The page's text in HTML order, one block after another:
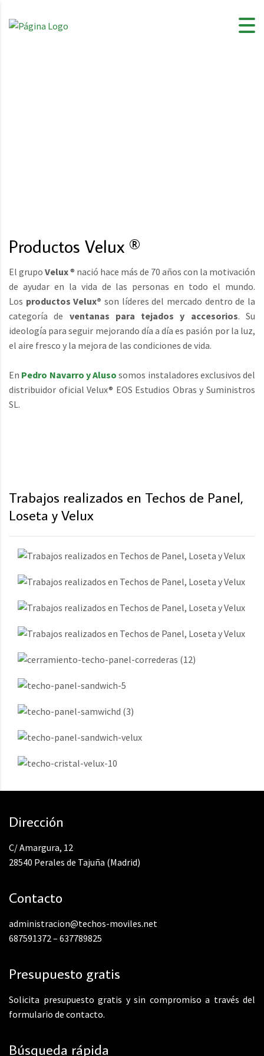
Productos Velux ®
El grupo Velux® nació hace más de 70 años con la motivación
de ayudar en la vida de las personas en todo el mundo.
Los productos Velux® son líderes del mercado dentro de la
categoría de ventanas para tejados y accesorios. Su
ideología para seguir mejorando día a día es pasión por la luz,
el aire fresco y la mejora de las condiciones de vida.
En Pedro Navarro y Aluso somos instaladores exclusivos del
distribuidor oficial Velux® EOS Estudios Obras y Suministros
SL.
Trabajos realizados en Techos de Panel,
Loseta y Velux
Dirección
C/ Amargura, 12
28540 Perales de Tajuña (Madrid)
Contacto
administracion@techos-moviles.net
687591372– 637789825
Presupuesto gratis
Solicita presupuesto gratis y sin compromiso a través del
formulario de contacto.
Búsqueda rápida